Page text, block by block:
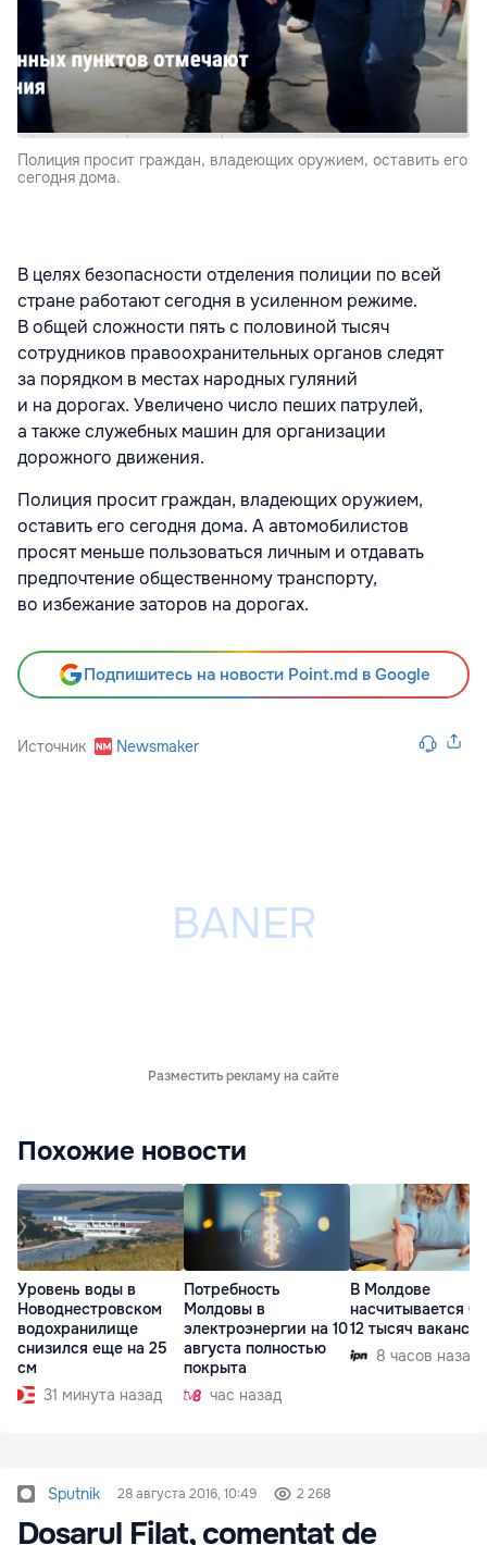
Полиция просит граждан, владеющих оружием, оставить его
сегодня дома.
В целях безопасности отделения полиции по всей
стране работают сегодня в усиленном режиме.
В общей сложности пять с половиной тысяч
сотрудников правоохранительных органов следят
за порядком в местах народных гуляний
и на дорогах. Увеличено число пеших патрулей,
а также служебных машин для организации
дорожного движения.
Полиция просит граждан, владеющих оружием,
оставить его сегодня дома. А автомобилистов
просят меньше пользоваться личным и отдавать
предпочтение общественному транспорту,
во избежание заторов на дорогах.
Подпишитесь на новости Point.md в Google
Источник Newsmaker
Разместить рекламу на сайте
Похожие новости
Уровень воды в
Новоднестровском
водохранилище
снизился еще на 25
см
31 минута назад
Потребность
Молдовы в
электроэнергии на 10
августа полностью
покрыта
час назад
В Молдове
насчитывается
12 тысяч
8 часов назад
Sputnik 28 августа 2016, 10:49 2 268
Dosarul Filat, comentat de